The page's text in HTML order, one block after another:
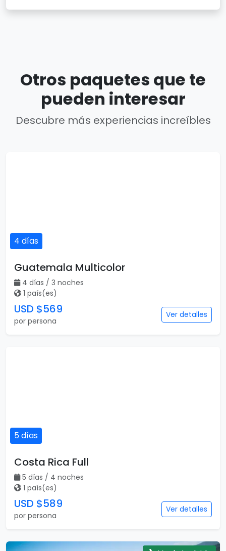
Otros paquetes que te
pueden interesar
Descubre más experiencias increíbles
4 días
Guatemala Multicolor
4 días / 3 noches
1 país(es)
USD $569
por persona
Ver detalles
5 días
Costa Rica Full
5 días / 4 noches
1 país(es)
USD $589
por persona
Ver detalles